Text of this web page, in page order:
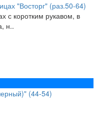
"Восторг" (раз.50-64)
с коротким рукавом, в
н..